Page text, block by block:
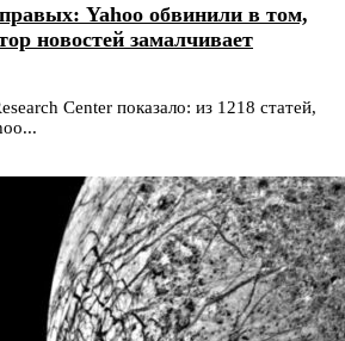
Yahoo обвинили в том,
новостей замалчивает
Center показало: из 1218 статей,